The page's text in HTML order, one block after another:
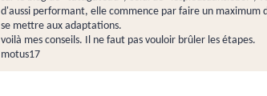
d'aussi performant, elle commence par faire un maximum
se mettre aux adaptations.
voilà mes conseils. Il ne faut pas vouloir brûler les étapes.
motus17